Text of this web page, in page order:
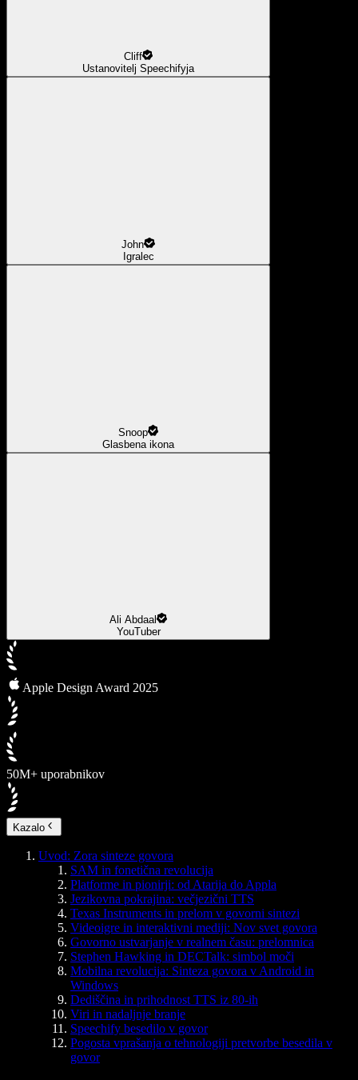
Cliff
Ustanovitelj Speechifyja
John
Igralec
Snoop
Glasbena ikona
Ali Abdaal
YouTuber
Apple Design Award 2025
50M+ uporabnikov
Kazalo
Uvod: Zora sinteze govora
SAM in fonetična revolucija
Platforme in pionirji: od Atarija do Appla
Jezikovna pokrajina: večjezični TTS
Texas Instruments in prelom v govorni sintezi
Videoigre in interaktivni mediji: Nov svet govora
Govorno ustvarjanje v realnem času: prelomnica
Stephen Hawking in DECTalk: simbol moči
Mobilna revolucija: Sinteza govora v Android in
Windows
Dediščina in prihodnost TTS iz 80-ih
Viri in nadaljnje branje
Speechify besedilo v govor
Pogosta vprašanja o tehnologiji pretvorbe besedila v
govor